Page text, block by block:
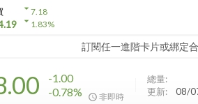
arrow_drop_down7.18
arrow_drop_down1.83%
訂閱任一進階卡片或綁定
-1.00
-0.78%
非即時
總量:
更新:
08/